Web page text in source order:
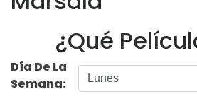
¿Qué
Día De La
Semana: